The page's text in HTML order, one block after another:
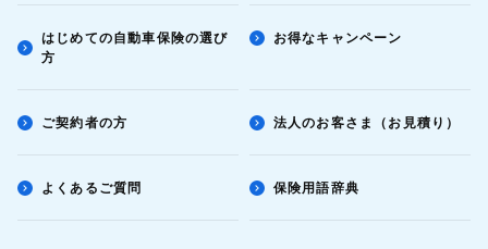
はじめての自動車保険の選び
方
お得なキャンペーン
ご契約者の方 法人のお客さま（お見積り）
よくあるご質問 保険用語辞典